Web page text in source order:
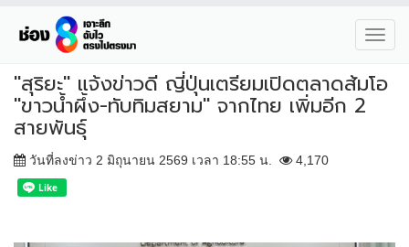
"สุริยะ" แจ้งข่าวดี ญี่ปุ่นเตรียมเปิดตลาดส้มโอ
"ขาวน้ำผึ้ง-ทับทิมสยาม" จากไทย เพิ่มอีก 2
สายพันธุ์
วันที่ลงข่าว 2 มิถุนายน 2569 เวลา 18:55 น. 4,170